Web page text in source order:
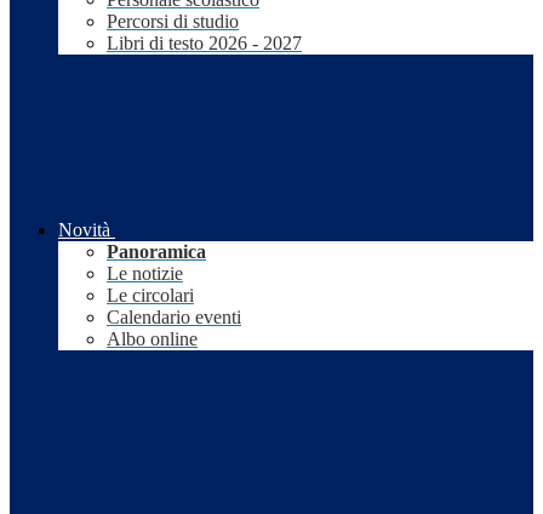
Percorsi di studio
Libri di testo 2026 - 2027
Novità
Panoramica
Le notizie
Le circolari
Calendario eventi
Albo online